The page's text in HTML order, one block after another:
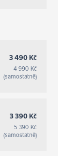
3 490 Kč
4 990 Kč
(samostatně)
3 390 Kč
5 390 Kč
(samostatně)